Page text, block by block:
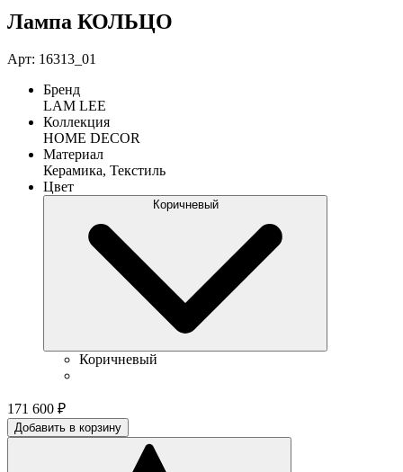
Лампа КОЛЬЦО
Арт: 16313_01
Бренд
LAM LEE
Коллекция
HOME DECOR
Материал
Керамика, Текстиль
Цвет
Коричневый
Коричневый
171 600 ₽
Добавить в корзину